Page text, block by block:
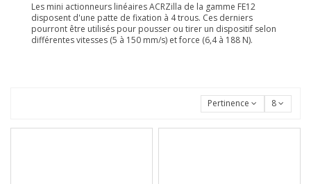
Les mini actionneurs linéaires ACRZilla de la gamme FE12
disposent d'une patte de fixation à 4 trous. Ces derniers
pourront être utilisés pour pousser ou tirer un dispositif selon
différentes vitesses (5 à 150 mm/s) et force (6,4 à 188 N).
Pertinence 8